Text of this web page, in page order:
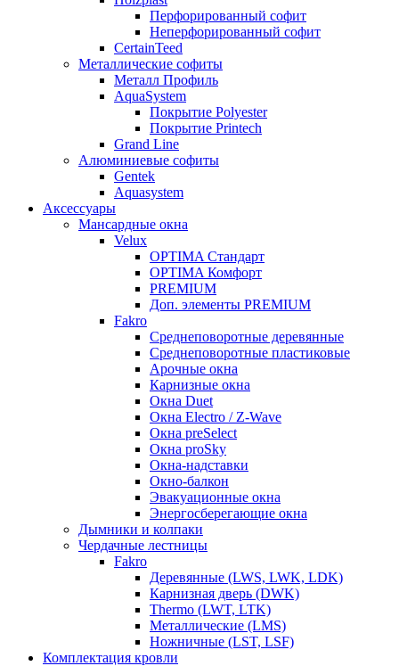
Перфорированный софит
Неперфорированный софит
CertainTeed
Металлические софиты
Металл Профиль
AquaSystem
Покрытие Polyester
Покрытие Printech
Grand Line
Алюминиевые софиты
Gentek
Aquasystem
Аксессуары
Мансардные окна
Velux
OPTIMA Стандарт
OPTIMA Комфорт
PREMIUM
Доп. элементы PREMIUM
Fakro
Cреднеповоротные деревянные
Cреднеповоротные пластиковые
Арочные окна
Карнизные окна
Окна Duet
Окна Electro / Z-Wave
Окна preSelect
Окна proSky
Окна-надставки
Окно-балкон
Эвакуационные окна
Энергосберегающие окна
Дымники и колпаки
Чердачные лестницы
Fakro
Деревянные (LWS, LWK, LDK)
Карнизная дверь (DWK)
Thermo (LWT, LTK)
Металлические (LMS)
Ножничные (LST, LSF)
Комплектация кровли